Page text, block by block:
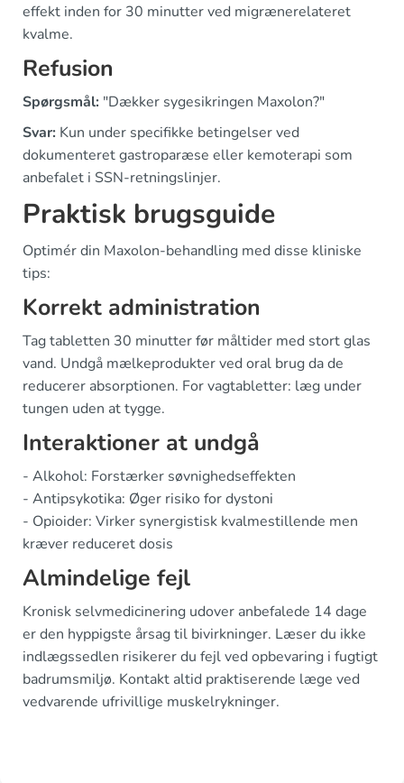
effekt inden for 30 minutter ved migrænerelateret
kvalme.
Refusion
Spørgsmål: "Dækker sygesikringen Maxolon?"
Svar: Kun under specifikke betingelser ved
dokumenteret gastroparæse eller kemoterapi som
anbefalet i SSN-retningslinjer.
Praktisk brugsguide
Optimér din Maxolon-behandling med disse kliniske
tips:
Korrekt administration
Tag tabletten 30 minutter før måltider med stort glas
vand. Undgå mælkeprodukter ved oral brug da de
reducerer absorptionen. For vagtabletter: læg under
tungen uden at tygge.
Interaktioner at undgå
- Alkohol: Forstærker søvnighedseffekten
- Antipsykotika: Øger risiko for dystoni
- Opioider: Virker synergistisk kvalmestillende men
kræver reduceret dosis
Almindelige fejl
Kronisk selvmedicinering udover anbefalede 14 dage
er den hyppigste årsag til bivirkninger. Læser du ikke
indlægssedlen risikerer du fejl ved opbevaring i fugtigt
badrumsmiljø. Kontakt altid praktiserende læge ved
vedvarende ufrivillige muskelrykninger.